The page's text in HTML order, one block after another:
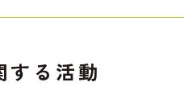
する活動